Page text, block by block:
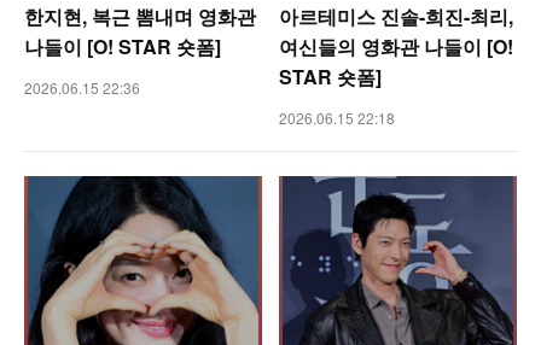
한지현, 복근 뽐내며 영화관
나들이 [O! STAR 숏폼]
2026.06.15 22:36
아르테미스 진솔-희진-최리,
여신들의 영화관 나들이 [O!
STAR 숏폼]
2026.06.15 22:18